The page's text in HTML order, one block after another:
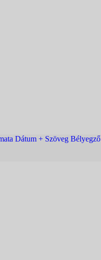
Dátum + Szöveg Bélyegző